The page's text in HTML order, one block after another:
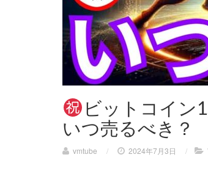
ビットコイン
いつ売るべき？
vmtube / 2024年7月3日 /